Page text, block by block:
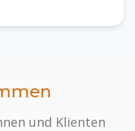
und Klienten